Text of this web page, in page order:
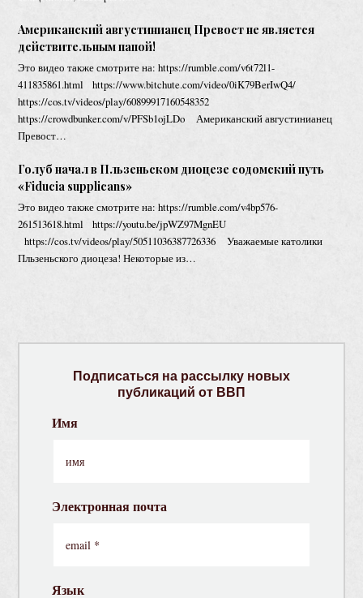
Американский августинианец Превост не является
действительным папой!
Это видео также смотрите на: https://rumble.com/v6t72l1-
411835861.html https://www.bitchute.com/video/0iK79BerIwQ4/
https://cos.tv/videos/play/60899917160548352
https://crowdbunker.com/v/PFSb1ojLDo Американский августинианец
Превост…
Голуб начал в Пльзеньском диоцезе содомский путь
«Fiducia supplicans»
Это видео также смотрите на: https://rumble.com/v4bp576-
261513618.html https://youtu.be/jpWZ97MgnEU
https://cos.tv/videos/play/50511036387726336 Уважаемые католики
Пльзеньского диоцеза! Некоторые из…
Подписаться на рассылку новых
публикаций от ВВП
Имя
Электронная почта
Язык